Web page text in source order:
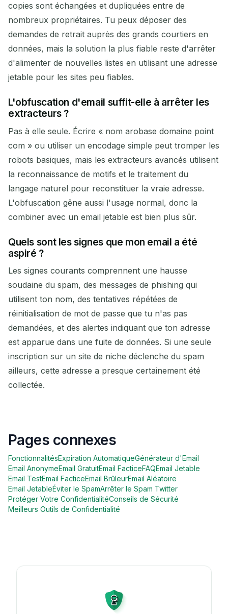
copies sont échangées et dupliquées entre de
nombreux propriétaires. Tu peux déposer des
demandes de retrait auprès des grands courtiers en
données, mais la solution la plus fiable reste d'arrêter
d'alimenter de nouvelles listes en utilisant une adresse
jetable pour les sites peu fiables.
L'obfuscation d'email suffit-elle à arrêter les
extracteurs ?
Pas à elle seule. Écrire « nom arobase domaine point
com » ou utiliser un encodage simple peut tromper les
robots basiques, mais les extracteurs avancés utilisent
la reconnaissance de motifs et le traitement du
langage naturel pour reconstituer la vraie adresse.
L'obfuscation gêne aussi l'usage normal, donc la
combiner avec un email jetable est bien plus sûr.
Quels sont les signes que mon email a été
aspiré ?
Les signes courants comprennent une hausse
soudaine du spam, des messages de phishing qui
utilisent ton nom, des tentatives répétées de
réinitialisation de mot de passe que tu n'as pas
demandées, et des alertes indiquant que ton adresse
est apparue dans une fuite de données. Si une seule
inscription sur un site de niche déclenche du spam
ailleurs, cette adresse a presque certainement été
collectée.
Pages connexes
FonctionnalitésExpiration AutomatiqueGénérateur d'Email
Email AnonymeEmail GratuitEmail FacticeFAQEmail Jetable
Email TestEmail FacticeEmail BrûleurEmail Aléatoire
Email JetableÉviter le SpamArrêter le Spam Twitter
Protéger Votre ConfidentialitéConseils de Sécurité
Meilleurs Outils de Confidentialité